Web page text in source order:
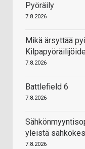
Pyöräily
7.8.2026
Mikä ärsyttää
7.8.2026
Battlefield 6
7.8.2026
yleistä
7.8.2026